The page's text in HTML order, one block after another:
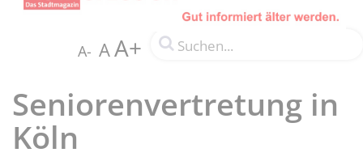
A- AA+
Seniorenvertretung in
Köln